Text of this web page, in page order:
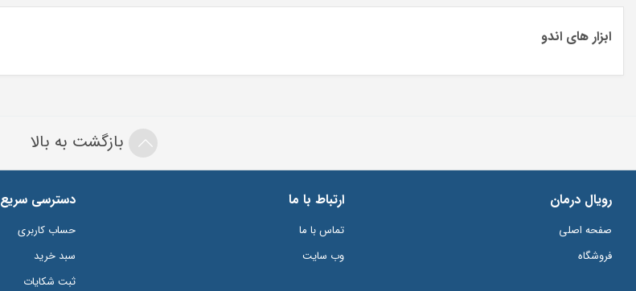
ابزار های اندو
بازگشت به بالا
رویال درمان
صفحه اصلی
فروشگاه
ارتباط با ما
تماس با ما
وب سایت
دسترسی سریع
حساب کاربری
سبد خرید
ثبت شکایات